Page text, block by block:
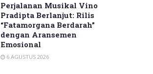
Perjalanan Musikal Vino
Pradipta Berlanjut: Rilis
“Fatamorgana Berdarah”
dengan Aransemen
Emosional
6 AGUSTUS 2026